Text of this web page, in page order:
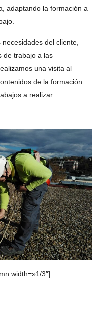
adaptando la formación a
del cliente,
de trabajo a las
una visita al
de la formación
a realizar.
width=»1/3″]